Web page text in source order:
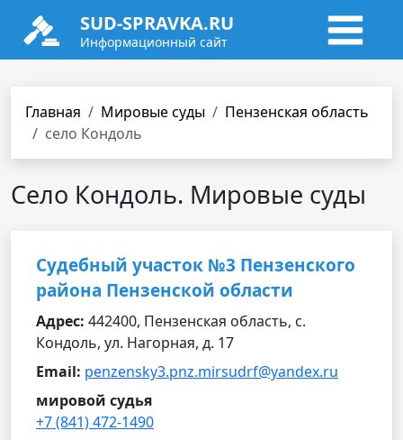
SUD-SPRAVKA.RU
Информационный сайт
Главная Мировые суды
Пензенская область
село Кондоль
Село Кондоль. Мировые суды
Судебный участок №3 Пензенского
района Пензенской области
Адрес: 442400, Пензенская область, с.
Кондоль, ул. Нагорная, д. 17
Email: penzensky3.pnz.mirsudrf@yandex.ru
мировой судья
+7 (841) 472-1490